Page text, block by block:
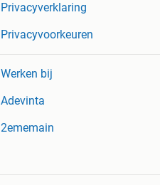
Privacyverklaring
Privacyvoorkeuren
Werken bij
Adevinta
2ememain